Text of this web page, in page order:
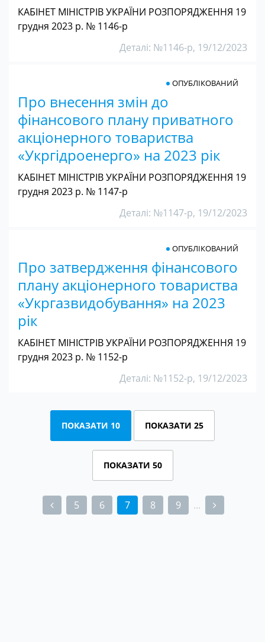
КАБІНЕТ МІНІСТРІВ УКРАЇНИ РОЗПОРЯДЖЕННЯ 19
грудня 2023 р. № 1146-р
Деталі: №1146-р, 19/12/2023
Про внесення змін до
фінансового плану приватного
акціонерного товариства
«Укргідроенерго» на 2023 рік
ОПУБЛІКОВАНИЙ
КАБІНЕТ МІНІСТРІВ УКРАЇНИ РОЗПОРЯДЖЕННЯ 19
грудня 2023 р. № 1147-р
Деталі: №1147-р, 19/12/2023
Про затвердження фінансового
плану акціонерного товариства
«Укргазвидобування» на 2023
рік
ОПУБЛІКОВАНИЙ
КАБІНЕТ МІНІСТРІВ УКРАЇНИ РОЗПОРЯДЖЕННЯ 19
грудня 2023 р. № 1152-р
Деталі: №1152-р, 19/12/2023
ПОКАЗАТИ 10 ПОКАЗАТИ 25
ПОКАЗАТИ 50
5 6
7
8 9 ...